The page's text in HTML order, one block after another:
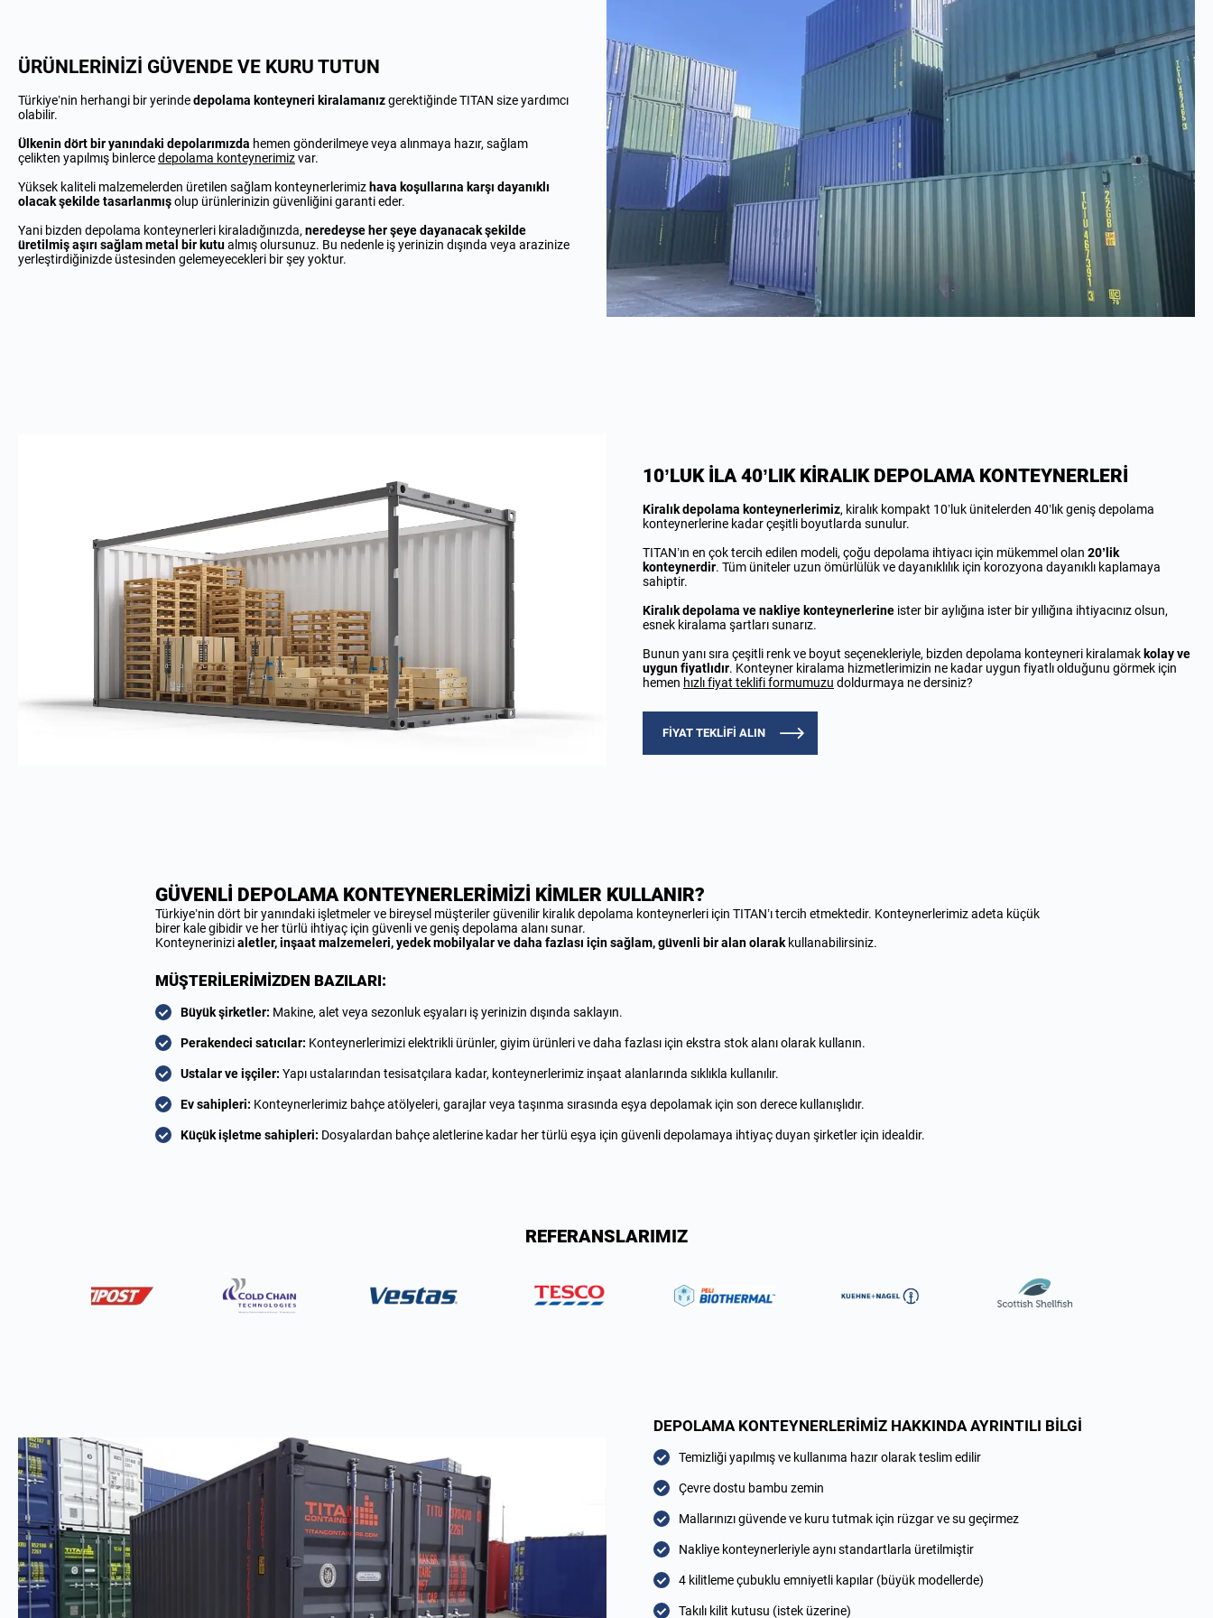
ÜRÜNLERİNİZİ GÜVENDE VE KURU TUTUN
Türkiye’nin herhangi bir yerindedepolama konteyneri kiralamanızgerektiğinde TITAN size yardımcı
olabilir.
Ülkenin dört bir yanındaki depolarımızda hemen gönderilmeye veya alınmaya hazır, sağlam
çelikten yapılmış binlercedepolama konteynerimizvar.
Yüksek kaliteli malzemelerden üretilen sağlam konteynerlerimiz hava koşullarına karşı dayanıklı
olacak şekilde tasarlanmışolup ürünlerinizin güvenliğini garanti eder.
Yani bizden depolama konteynerleri kiraladığınızda, neredeyse her şeye dayanacak şekilde
üretilmiş aşırı sağlam metal bir kutualmış olursunuz. Bu nedenle iş yerinizin dışında veya arazinize
yerleştirdiğinizde üstesinden gelemeyecekleri bir şey yoktur.
10’LUK İLA 40’LIK KİRALIK DEPOLAMA KONTEYNERLERİ
Kiralık depolama konteynerlerimiz, kiralık kompakt 10’luk ünitelerden 40’lık geniş depolama
konteynerlerine kadar çeşitli boyutlarda sunulur.
TITAN’ın en çok tercih edilen modeli, çoğu depolama ihtiyacı için mükemmel olan 20’lik
konteynerdir. Tüm üniteler uzun ömürlülük ve dayanıklılık için korozyona dayanıklı kaplamaya
sahiptir.
Kiralık depolama ve nakliye konteynerlerine ister bir aylığına ister bir yıllığına ihtiyacınız olsun,
esnek kiralama şartları sunarız.
Bunun yanı sıra çeşitli renk ve boyut seçenekleriyle, bizden depolama konteyneri kiralamak kolay ve
uygun fiyatlıdır. Konteyner kiralama hizmetlerimizin ne kadar uygun fiyatlı olduğunu görmek için
hemen hızlı fiyat teklifi formumuzu doldurmaya ne dersiniz?
FİYAT TEKLİFİ ALIN
GÜVENLİ DEPOLAMA KONTEYNERLERİMİZİ KİMLER KULLANIR?
Türkiye’nin dört bir yanındaki işletmeler ve bireysel müşteriler güvenilir kiralık depolama konteynerleri için TITAN’ı tercih etmektedir. Konteynerlerimiz adeta küçük
birer kale gibidir ve her türlü ihtiyaç için güvenli ve geniş depolama alanı sunar.
Konteynerinizialetler, inşaat malzemeleri, yedek mobilyalar ve daha fazlası için sağlam, güvenli bir alan olarak kullanabilirsiniz.
MÜŞTERİLERİMİZDEN BAZILARI:
Büyük şirketler: Makine, alet veya sezonluk eşyaları iş yerinizin dışında saklayın.
Perakendeci satıcılar: Konteynerlerimizi elektrikli ürünler, giyim ürünleri ve daha fazlası için ekstra stok alanı olarak kullanın.
Ustalar ve işçiler: Yapı ustalarından tesisatçılara kadar, konteynerlerimiz inşaat alanlarında sıklıkla kullanılır.
Ev sahipleri: Konteynerlerimiz bahçe atölyeleri, garajlar veya taşınma sırasında eşya depolamak için son derece kullanışlıdır.
Küçük işletme sahipleri: Dosyalardan bahçe aletlerine kadar her türlü eşya için güvenli depolamaya ihtiyaç duyan şirketler için idealdir.
REFERANSLARIMIZ
DEPOLAMA KONTEYNERLERİMİZ HAKKINDA AYRINTILI BİLGİ
Temizliği yapılmış ve kullanıma hazır olarak teslim edilir
Çevre dostu bambu zemin
Mallarınızı güvende ve kuru tutmak için rüzgar ve su geçirmez
Nakliye konteynerleriyle aynı standartlarla üretilmiştir
4 kilitleme çubuklu emniyetli kapılar (büyük modellerde)
Takılı kilit kutusu (istek üzerine)